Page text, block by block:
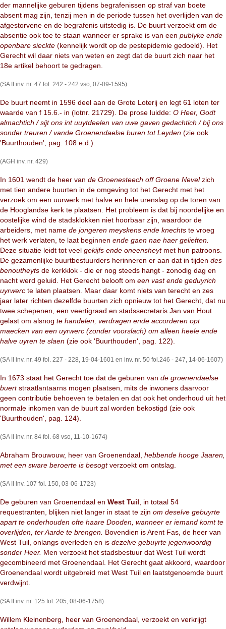
der mannelijke geburen tijdens begrafenissen op straf van boete
absent mag zijn, tenzij men in de periode tussen het overlijden van de
afgestorvene en de begrafenis uitstedig is. De buurt verzoekt om de
absentie ook toe te staan wanneer er sprake is van een publyke ende
openbare sieckte (kennelijk wordt op de pestepidemie gedoeld). Het
Gerecht wil daar niets van weten en zegt dat de buurt zich naar het
18e artikel behoort te gedragen.
(SA II inv. nr. 47 fol. 242 - 242 vso, 07-09-1595)
De buurt neemt in 1596 deel aan de Grote Loterij en legt 61 loten ter
waarde van f 15.6.- in (lotnr. 21729). De prose luidde: O Heer, Godt
almachtich / sijt ons int uuytdeelen van uwe gaven gedachtich / bij ons
sonder treuren / vande Groenendaelse buren tot Leyden (zie ook
'Buurthouden', pag. 108 e.d.).
(AGH inv. nr. 429)
In 1601 wendt de heer van de Groenesteech off Groene Nevelzich
met tien andere buurten in de omgeving tot het Gerecht met het
verzoek om een uurwerk met halve en hele urenslag op de toren van
de Hooglandse kerk te plaatsen. Het probleem is dat bij noordelijke en
oostelijke wind de stadsklokken niet hoorbaar zijn, waardoor de
arbeiders, met name de jongeren meyskens ende knechts te vroeg
het werk verlaten, te laat beginnen ende gaen nae haer gelieften.
Deze situatie leidt tot veel gekijfs ende oneensheyt met hun patroons.
De gezamenlijke buurtbestuurders herinneren er aan dat in tijden des
benoutheyts de kerkklok - die er nog steeds hangt - zonodig dag en
nacht werd geluid. Het Gerecht belooft om een vast ende geduyrich
uyrwerc te laten plaatsen. Maar daar komt niets van terecht en zes
jaar later richten dezelfde buurten zich opnieuw tot het Gerecht, dat nu
twee schepenen, een veertigraad en stadssecretaris Jan van Hout
gelast om alsnog te handelen, verdragen ende accorderen opt
maecken van een uyrwerc (zonder voorslach) om alleen heele ende
halve uyren te slaen (zie ook 'Buurthouden', pag. 122).
(SA II inv. nr. 49 fol. 227 - 228, 19-04-1601 en inv. nr. 50 fol.246 - 247, 14-06-1607)
In 1673 staat het Gerecht toe dat de geburen van de groenendaelse
buertstraatlantaarns mogen plaatsen, mits de inwoners daarvoor
geen contributie behoeven te betalen en dat ook het onderhoud uit het
normale inkomen van de buurt zal worden bekostigd (zie ook
'Buurthouden', pag. 124).
(SA II inv. nr. 84 fol. 68 vso, 11-10-1674)
Abraham Brouwouw, heer van Groenendaal, hebbende hooge Jaaren,
met een sware beroerte is besogtverzoekt om ontslag.
(SA II inv. 107 fol. 150, 03-06-1723)
De geburen van Groenendaal en West Tuil , in totaal 54
requestranten, blijken niet langer in staat te zijn om deselve gebuyrte
apart te onderhouden ofte haare Dooden, wanneer er iemand komt te
overlijden, ter Aarde te brengen. Bovendien is Arent Fas, de heer van
West Tuil, onlangs overleden en is dezelve gebuyrte jegenwoordig
sonder Heer. Men verzoekt het stadsbestuur dat West Tuil wordt
gecombineerd met Groenendaal. Het Gerecht gaat akkoord, waardoor
Groenendaal wordt uitgebreid met West Tuil en laatstgenoemde buurt
verdwijnt.
(SA II inv. nr. 125 fol. 205, 08-06-1758)
Willem Kleinenberg, heer van Groenendaal, verzoekt en verkrijgt